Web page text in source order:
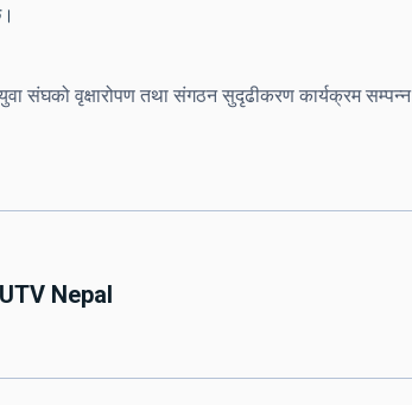
युवा संघको वृक्षारोपण तथा संगठन सुदृढीकरण कार्यक्रम सम्पन्न
Nepal